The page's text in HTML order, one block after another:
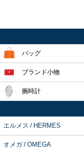
バッグ
ブランド小物
腕時計
エルメス / HERMES
オメガ / OMEGA